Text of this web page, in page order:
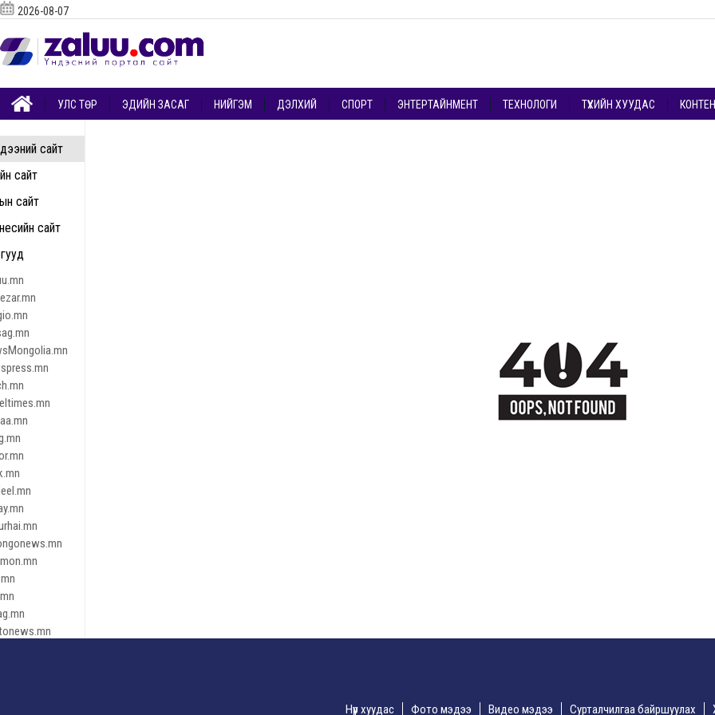
сайт
сайт
сайт
сайт
2026-08-07
УЛС ТӨР ЭДИЙН ЗАСАГ НИЙГЭМ ДЭЛХИЙ СПОРТ ЭНТЕРТАЙНМЕНТ ТЕХНОЛОГИ ТҮҮХИЙН ХУУДАС
Нүүр хуудас Фото мэдээ Видео мэдээ Сурталчилгаа байршуулах